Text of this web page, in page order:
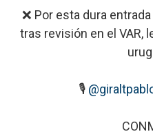
❌ Por esta dura
tras revisión en el VAR,
🎙